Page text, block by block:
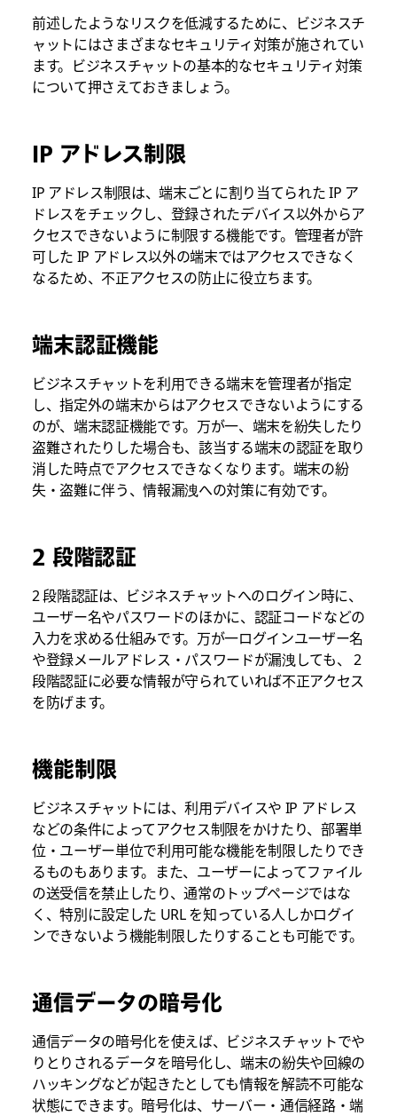
前述したようなリスクを低減するために、ビジネスチ
ャットにはさまざまなセキュリティ対策が施されてい
ます。ビジネスチャットの基本的なセキュリティ対策
について押さえておきましょう。
IP アドレス制限
IP アドレス制限は、端末ごとに割り当てられた IP ア
ドレスをチェックし、登録されたデバイス以外からア
クセスできないように制限する機能です。管理者が許
可した IP アドレス以外の端末ではアクセスできなく
なるため、不正アクセスの防止に役立ちます。
端末認証機能
ビジネスチャットを利用できる端末を管理者が指定
し、指定外の端末からはアクセスできないようにする
のが、端末認証機能です。万が一、端末を紛失したり
盗難されたりした場合も、該当する端末の認証を取り
消した時点でアクセスできなくなります。端末の紛
失・盗難に伴う、情報漏洩への対策に有効です。
2 段階認証
2 段階認証は、ビジネスチャットへのログイン時に、
ユーザー名やパスワードのほかに、認証コードなどの
入力を求める仕組みです。万が一ログインユーザー名
や登録メールアドレス・パスワードが漏洩しても、 2
段階認証に必要な情報が守られていれば不正アクセス
を防げます。
機能制限
ビジネスチャットには、利用デバイスや IP アドレス
などの条件によってアクセス制限をかけたり、部署単
位・ユーザー単位で利用可能な機能を制限したりでき
るものもあります。また、ユーザーによってファイル
の送受信を禁止したり、通常のトップページではな
く、特別に設定した URL を知っている人しかログイ
ンできないよう機能制限したりすることも可能です。
通信データの暗号化
通信データの暗号化を使えば、ビジネスチャットでや
りとりされるデータを暗号化し、端末の紛失や回線の
ハッキングなどが起きたとしても情報を解読不可能な
状態にできます。暗号化は、サーバー・通信経路・端